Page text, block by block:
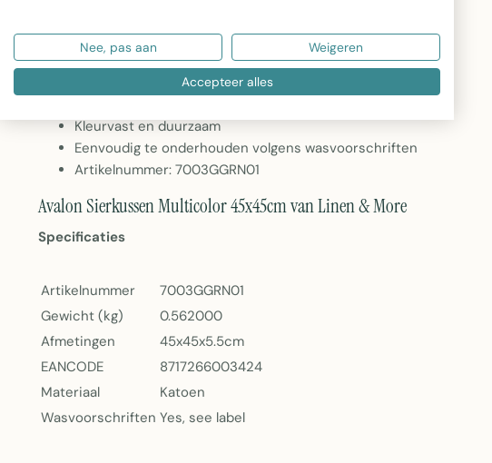
Afmetingen: 45x45cm
Materiaal: 100% katoen
Kleurvast en duurzaam
Eenvoudig te onderhouden volgens wasvoorschriften
Artikelnummer: 7003GGRN01
Avalon Sierkussen Multicolor 45x45cm van Linen & More
Specificaties
Artikelnummer
7003GGRN01
Gewicht (kg)
0.562000
Afmetingen
45x45x5.5cm
EANCODE
8717266003424
Materiaal
Katoen
Wasvoorschriften Yes, see label
Nee, pas aan Weigeren
Accepteer alles